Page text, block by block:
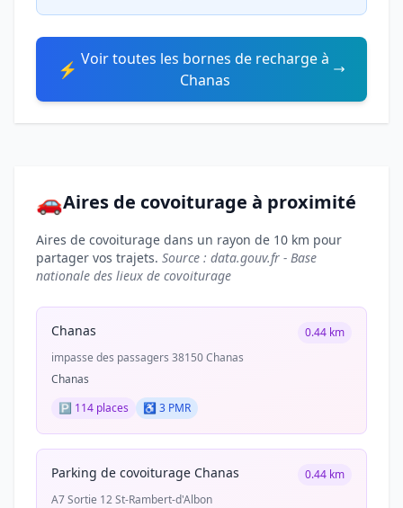
⚡ Voir toutes les bornes de recharge à
Chanas
🚗Aires de covoiturage à proximité
Aires de covoiturage dans un rayon de 10 km pour
partager vos trajets. Source : data.gouv.fr - Base
nationale des lieux de covoiturage
Chanas
0.44 km
impasse des passagers 38150 Chanas
Chanas
🅿️ 114 places
♿ 3 PMR
Parking de covoiturage Chanas
0.44 km
A7 Sortie 12 St-Rambert-d'Albon